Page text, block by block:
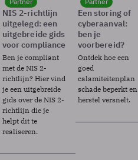
NIS 2-richtlijn
uitgelegd: een
uitgebreide gids
voor compliance
Ben je compliant
met de NIS 2-
richtlijn? Hier vind
je een uitgebreide
gids over de NIS 2-
richtlijn die je
helpt dit te
realiseren.
Een storing of
cyberaanval:
ben je
voorbereid?
Ontdek hoe een
goed
calamiteitenplan
schade beperkt en
herstel versnelt.